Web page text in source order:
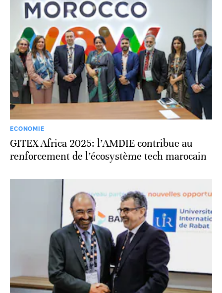
ECONOMIE
GITEX Africa 2025: l’AMDIE contribue au
renforcement de l’écosystème tech marocain